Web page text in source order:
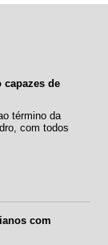
capazes de
término da
com todos
com